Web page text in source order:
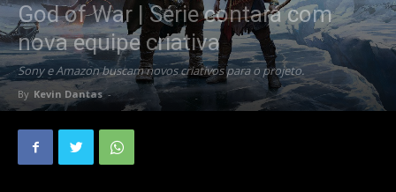
God of War | Série contará com
nova equipe criativa
Sony e Amazon buscam novos criativos para o projeto.
By Kevin Dantas -